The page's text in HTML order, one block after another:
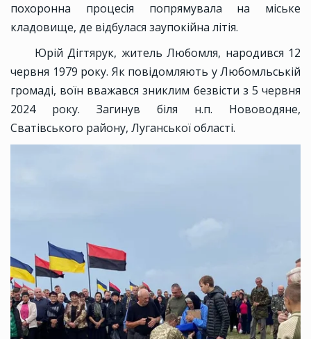
похоронна процесія попрямувала на міське
кладовище, де відбулася заупокійна літія.
Юрій Дігтярук, житель Любомля, народився 12
червня 1979 року. Як повідомляють у Любомльській
громаді, воїн вважався зниклим безвісти з 5 червня
2024 року. Загинув біля н.п. Нововодяне,
Сватівського району, Луганської області.